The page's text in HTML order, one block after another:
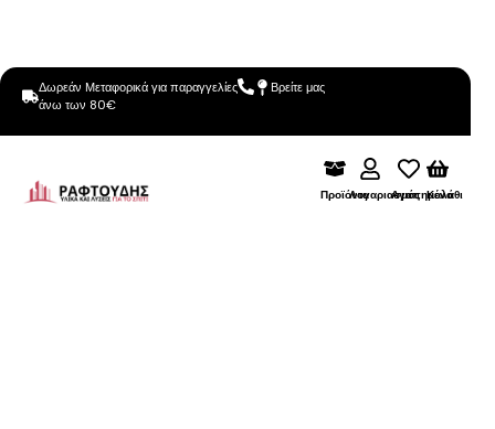
Δωρεάν Μεταφορικά για παραγγελίες
άνω των 80€
Βρείτε μας
ΠροϊόνταΛογαριασμόςΑγαπημένα
Καλάθι